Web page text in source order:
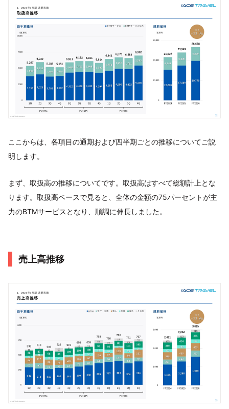
ここからは、各項目の通期および四半期ごとの推移についてご説
明します。
まず、取扱高の推移についてです。取扱高はすべて総額計上とな
ります。取扱高ベースで見ると、全体の金額の75パーセントが主
力のBTMサービスとなり、順調に伸長しました。
売上高推移